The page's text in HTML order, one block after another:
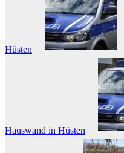
Hüsten
Hauswand in Hüsten